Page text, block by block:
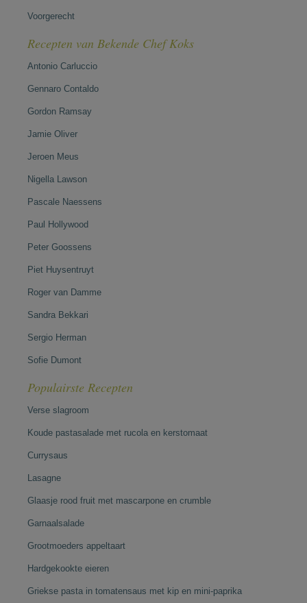
Voorgerecht
Recepten van Bekende Chef Koks
Antonio Carluccio
Gennaro Contaldo
Gordon Ramsay
Jamie Oliver
Jeroen Meus
Nigella Lawson
Pascale Naessens
Paul Hollywood
Peter Goossens
Piet Huysentruyt
Roger van Damme
Sandra Bekkari
Sergio Herman
Sofie Dumont
Populairste Recepten
Verse slagroom
Koude pastasalade met rucola en kerstomaat
Currysaus
Lasagne
Glaasje rood fruit met mascarpone en crumble
Garnaalsalade
Grootmoeders appeltaart
Hardgekookte eieren
Griekse pasta in tomatensaus met kip en mini-paprika